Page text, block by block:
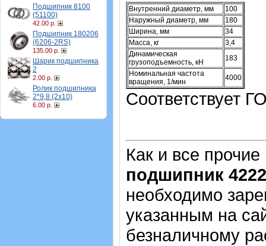
Подшипник 8100
(51100)
42.00 р.
Подшипник 180206
(6206-2RS)
135.00 р.
Шарик подшипника
2
2.00 р.
Ролик подшипника
2*9,8 (2х10)
6.00 р.
Внутренний диаметр, мм
100
Наружный диаметр, мм
180
Ширина, мм
34
Масса, кг
3,4
Динамическая
грузоподъемность, кН
183
Номинальная частота
вращения, 1/мин
4000
Соответствует
Как и все
подшипник
необходимо
указанным на
безналичному